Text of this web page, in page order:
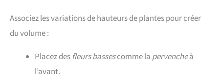
Associez les variations de hauteurs de plantes pour créer
du volume :
Placez desfleurs bassescomme la pervencheà
l’avant.